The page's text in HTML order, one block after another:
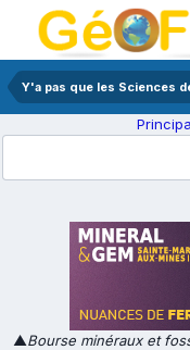
Y'a pas que les Sciences
▲Bourse minéraux et